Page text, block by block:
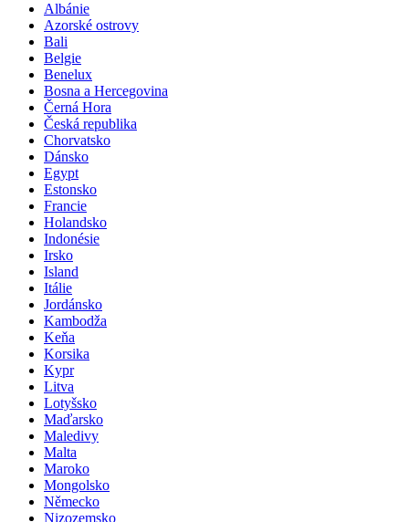
Albánie
Azorské ostrovy
Bali
Belgie
Benelux
Bosna a Hercegovina
Černá Hora
Česká republika
Chorvatsko
Dánsko
Egypt
Estonsko
Francie
Holandsko
Indonésie
Irsko
Island
Itálie
Jordánsko
Kambodža
Keňa
Korsika
Kypr
Litva
Lotyšsko
Maďarsko
Maledivy
Malta
Maroko
Mongolsko
Německo
Nizozemsko